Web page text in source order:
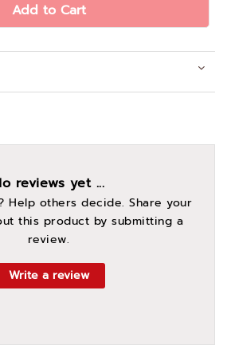
Add to Cart
reviews yet ...
Help others decide. Share your
this product by submitting a
review.
Write a review